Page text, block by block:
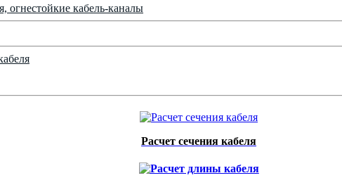
огнестойкие кабель-каналы
Расчет сечения кабеля